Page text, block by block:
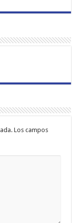
Los campos